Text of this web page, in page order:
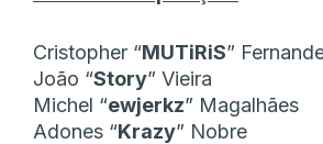
Cristopher “MUTiRiS”
João “Story” Vieira
Michel “ewjerkz” Magalhães
Adones “Krazy” Nobre